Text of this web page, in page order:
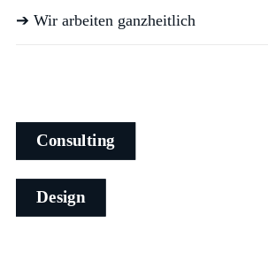
➔ Wir arbeiten ganzheitlich
Consulting
Design